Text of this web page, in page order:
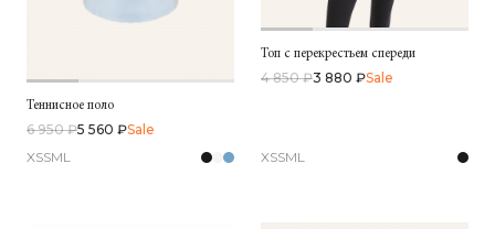
Теннисное поло
6 950 ₽5 560 ₽Sale
XSSML
Топ с перекрестьем спереди
4 850 ₽3 880 ₽Sale
XSSML